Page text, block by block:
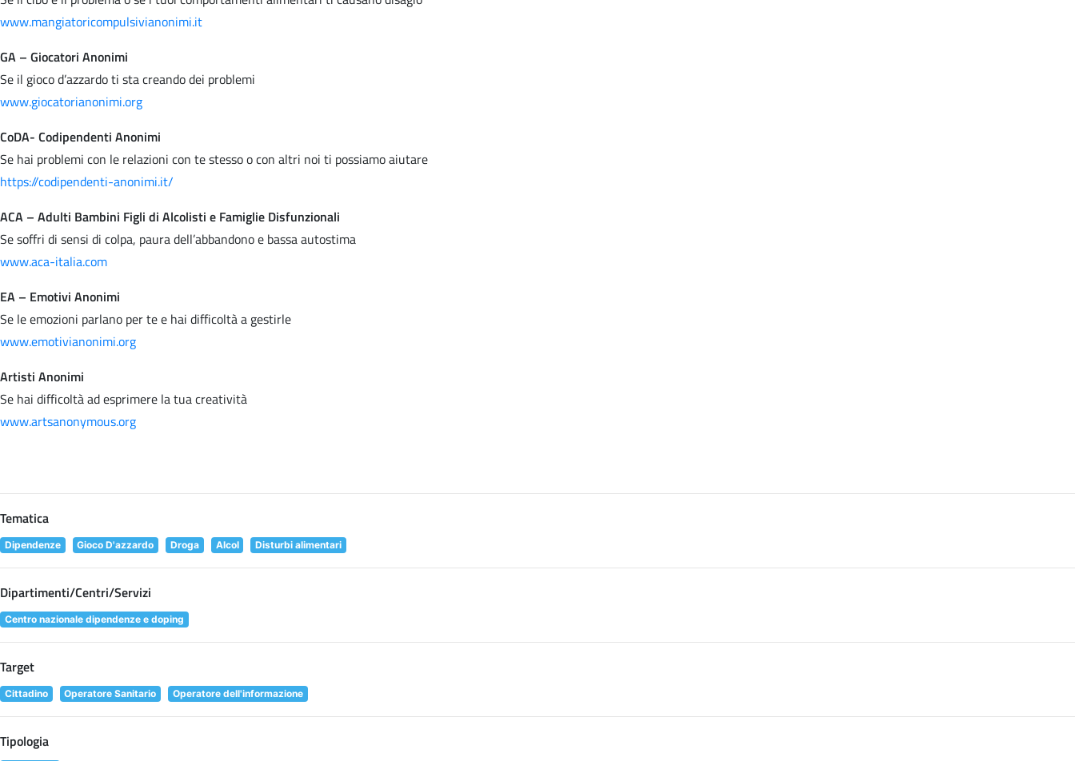
www.mangiatoricompulsivianonimi.it
GA – Giocatori Anonimi
Se il gioco d’azzardo ti sta creando dei problemi
www.giocatorianonimi.org
CoDA- Codipendenti Anonimi
Se hai problemi con le relazioni con te stesso o con altri noi ti possiamo aiutare
https://codipendenti-anonimi.it/
ACA – Adulti Bambini Figli di Alcolisti e Famiglie Disfunzionali
Se soffri di sensi di colpa, paura dell’abbandono e bassa autostima
www.aca-italia.com
EA – Emotivi Anonimi
Se le emozioni parlano per te e hai difficoltà a gestirle
www.emotivianonimi.org
Artisti Anonimi
Se hai difficoltà ad esprimere la tua creatività
www.artsanonymous.org
Tematica
Dipendenze Gioco D'azzardo Droga Alcol Disturbi alimentari
Dipartimenti/Centri/Servizi
Centro nazionale dipendenze e doping
Target
Cittadino Operatore Sanitario Operatore dell'informazione
Tipologia